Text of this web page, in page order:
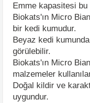
Emme kapasitesi
Biokats'ın Micro
bir kedi kumudur.
Beyaz kedi
görülebilir.
Biokats'ın Micro
malzemeler
Doğal kildir ve
uygundur.